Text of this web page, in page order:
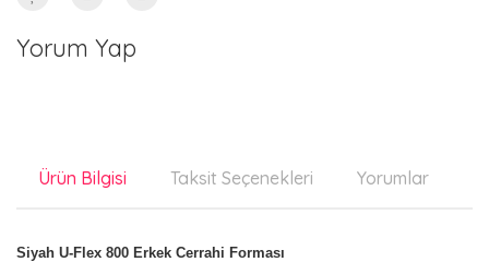
Yorum Yap
Ürün Bilgisi Taksit Seçenekleri Yorumlar
Siyah U-Flex 800 Erkek Cerrahi Forması